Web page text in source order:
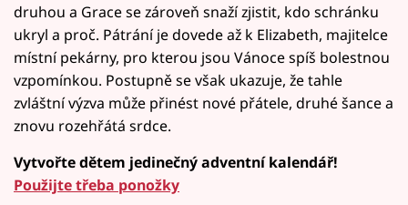
druhou a Grace se zároveň snaží zjistit, kdo schránku
ukryl a proč. Pátrání je dovede až k Elizabeth, majitelce
místní pekárny, pro kterou jsou Vánoce spíš bolestnou
vzpomínkou. Postupně se však ukazuje, že tahle
zvláštní výzva může přinést nové přátele, druhé šance a
znovu rozehřátá srdce.
Vytvořte dětem jedinečný adventní kalendář!
Použijte třeba ponožky